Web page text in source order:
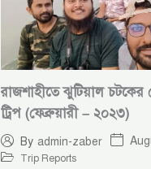
রাজশাহীতে ঝুটিয়াল
ট্রিপ (ফেব্রুয়ারী – ২০২৩)
By admin-zaber
Trip Reports